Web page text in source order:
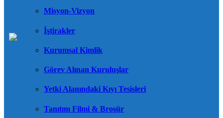
Misyon-Vizyon
İştirakler
Kurumsal Kimlik
Görev Alınan Kuruluşlar
Yetki Alanındaki Kıyı Tesisleri
Tanıtım Filmi & Broşür